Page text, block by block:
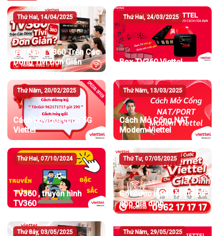
Thứ Hai, 14/04/2025
Cài App TV360 Trên Các
Dòng Tivi Đơn Giản
Thứ Hai, 24/03/2025
Box TV360 Viettel
Thứ Năm, 20/02/2025
Cách hủy gói cước 5G
Viettel
Thứ Năm, 13/03/2025
Cách Mở Cổng NAT
Modem Viettel
Thứ Hai, 07/10/2024
TV360 , truyền hình
TV360
Thứ Tư, 07/05/2025
Gói cước internet Viettel
cho gia đình
Thứ Bảy, 03/05/2025 Thứ Năm, 29/05/2025